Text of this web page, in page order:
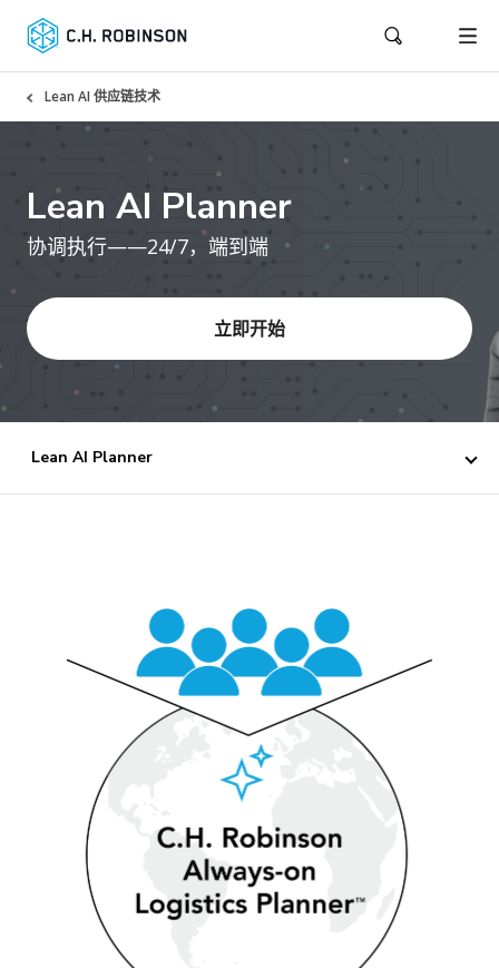
Lean AI 供应链技术
Lean AI Planner
协调执行——24/7，端到端
立即开始
Lean AI Planner